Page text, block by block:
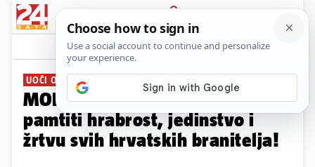
PRIJAVA
Galerija Komentari
UOČI OBLJETNICE OLUJE
MORH objavio: Zauvijek ćemo
pamtiti hrabrost, jedinstvo i
žrtvu svih hrvatskih branitelja!